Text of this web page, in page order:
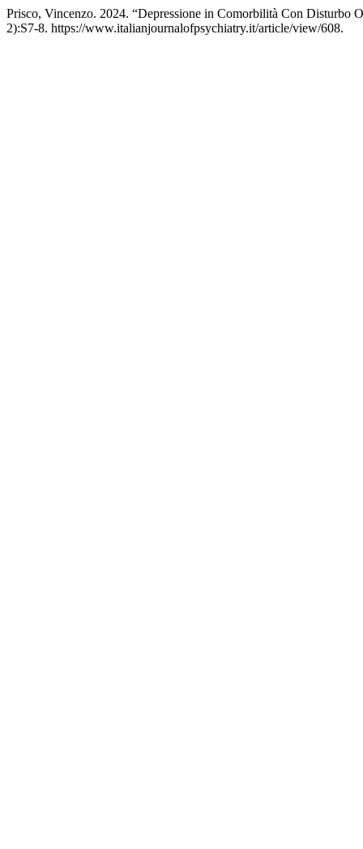
Prisco, Vincenzo. 2024. “Depressione in Comorbilità Con Disturbo
2):S7-8. https://www.italianjournalofpsychiatry.it/article/view/608.